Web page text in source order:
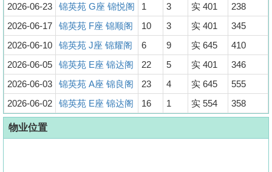
2026-06-23
锦英苑 G座 锦悦阁 1 3 实 401
238
2026-06-17
锦英苑 F座 锦顺阁 10 3 实 401
345
2026-06-10
锦英苑 J座 锦耀阁 6 9 实 645
410
2026-06-05
锦英苑 E座 锦达阁 22 5 实 401
346
2026-06-03
锦英苑 A座 锦良阁 23 4 实 645
555
2026-06-02
锦英苑 E座 锦达阁 16 1 实 554 358
物业位置